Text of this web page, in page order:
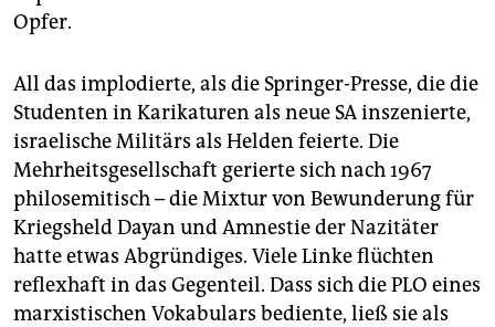
Opfer.
All das implodierte, als die Springer-Presse, die die
Studenten in Karikaturen als neue SA inszenierte,
israelische Militärs als Helden feierte. Die
Mehrheitsgesellschaft gerierte sich nach 1967
philosemitisch – die Mixtur von Bewunderung für
Kriegsheld Dayan und Amnestie der Nazitäter
hatte etwas Abgründiges. Viele Linke flüchten
reflexhaft in das Gegenteil. Dass sich die PLO eines
marxistischen Vokabulars bediente, ließ sie als